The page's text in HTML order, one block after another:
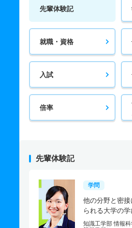
先輩体験記
就職・資格
入試
倍率
先輩体験記
学問
他の分野と密
られる大学の学
知識工学部 情報